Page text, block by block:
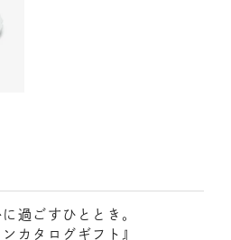
過ごすひととき。
カタログギフト』